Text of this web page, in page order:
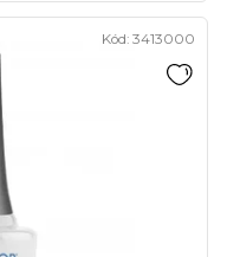
Kód: 3413000